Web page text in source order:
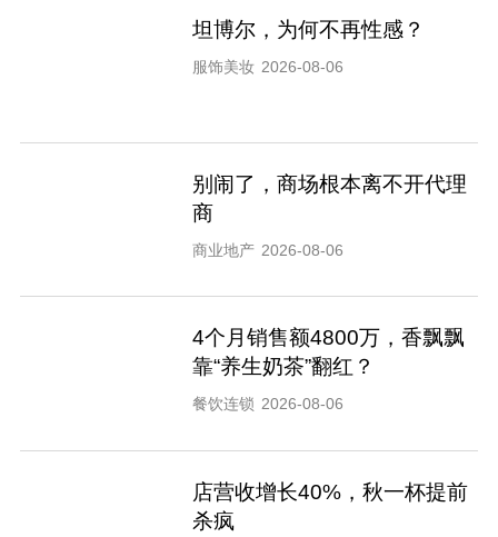
坦博尔，为何不再性感？
服饰美妆 2026-08-06
别闹了，商场根本离不开代理
商
商业地产 2026-08-06
4个月销售额4800万，香飘飘
靠“养生奶茶”翻红？
餐饮连锁 2026-08-06
店营收增长40%，秋一杯提前
杀疯